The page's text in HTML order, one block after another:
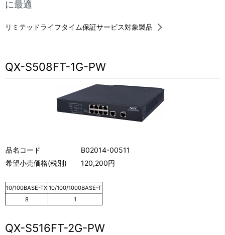
示
し
い
ビ
ゲ
シ
ョ
に最適
リミテッドライフタイム保証サービス対象製品
QX-S508FT-1G-PW
品名コード
B02014-00511
希望小売価格(税別)
120,200円
10/100BASE-TX 10/100/1000BASE-T
8
1
QX-S516FT-2G-PW